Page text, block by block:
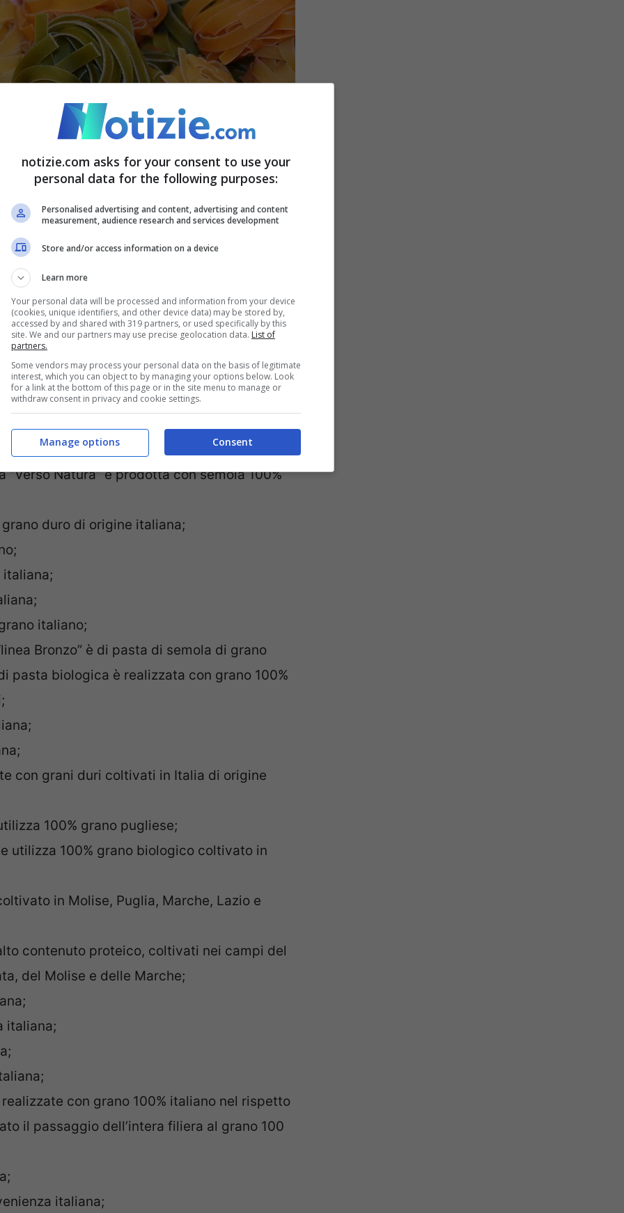
nelle regioni italiane;
in Italia;
macinato fresco nel mulino di Salerno;
“per i formati classici della pasta
grano 100% italiano selezionato”;
Natura” è prodotta con semola 100%
duro di origine italiana;
italiana;
italiano;
Bronzo” è di pasta di semola di grano
pasta biologica è realizzata con grano 100%
con grani duri coltivati in Italia di origine
100% grano pugliese;
utilizza 100% grano biologico coltivato in
in Molise, Puglia, Marche, Lazio e
contenuto proteico, coltivati nei campi del
del Molise e delle Marche;
italiana;
con grano 100% italiano nel rispetto
il passaggio dell’intera filiera al grano 100
italiana;
notizie.com asks for your consent to use your
personal data for the following purposes:
Personalised advertising and content, advertising and content
measurement, audience research and services development
Store and/or access information on a device
Learn more
Your personal data will be processed and information from your device
(cookies, unique identifiers, and other device data) may be stored by,
accessed by and shared with 319 partners, or used specifically by this
site. We and our partners may use precise geolocation data. List of
partners.
Some vendors may process your personal data on the basis of legitimate
interest, which you can object to by managing your options below. Look
for a link at the bottom of this page or in the site menu to manage or
withdraw consent in privacy and cookie settings.
Consent
Manage options